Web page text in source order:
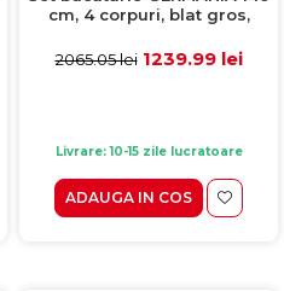
cm, 4 corpuri, blat gros,
2065.05 lei 1239.99 lei
Livrare: 10-15 zile lucratoare
ADAUGA IN COS